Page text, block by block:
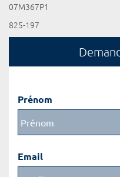
07M367P1
825-197
Prénom
Email